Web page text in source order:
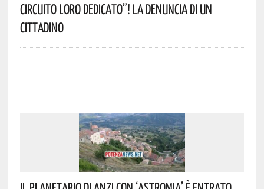
Circuito Loro Dedicato”! La Denuncia Di Un
Cittadino